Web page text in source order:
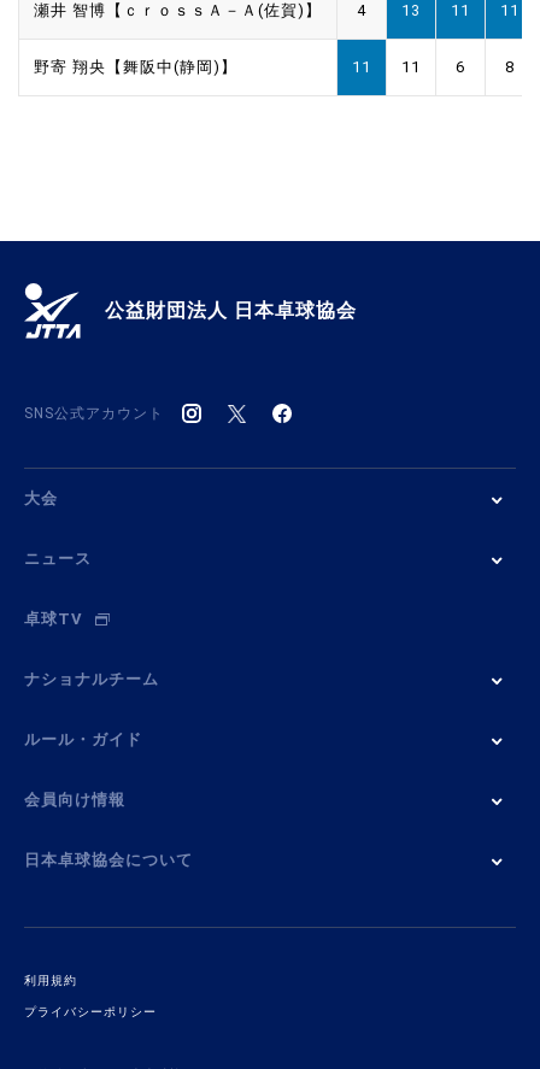
瀬井 智博【ｃｒｏｓｓＡ－Ａ(佐賀)】 4 13 11 11
野寄 翔央【舞阪中(静岡)】 11 11 6 8
公益財団法人 日本卓球協会
SNS公式アカウント
大会
ニュース
卓球TV
ナショナルチーム
ルール・ガイド
会員向け情報
日本卓球協会について
利用規約
プライバシーポリシー